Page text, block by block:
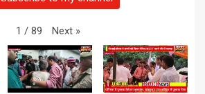
1 / 89 Next »